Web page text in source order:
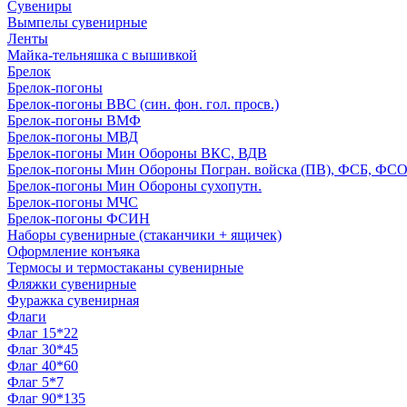
Сувениры
Вымпелы сувенирные
Ленты
Майка-тельняшка с вышивкой
Брелок
Брелок-погоны
Брелок-погоны ВВС (син. фон. гол. просв.)
Брелок-погоны ВМФ
Брелок-погоны МВД
Брелок-погоны Мин Обороны ВКС, ВДВ
Брелок-погоны Мин Обороны Погран. войска (ПВ), ФСБ, ФСО
Брелок-погоны Мин Обороны сухопутн.
Брелок-погоны МЧС
Брелок-погоны ФСИН
Наборы сувенирные (стаканчики + ящичек)
Оформление конъяка
Термосы и термостаканы сувенирные
Фляжки сувенирные
Фуражка сувенирная
Флаги
Флаг 15*22
Флаг 30*45
Флаг 40*60
Флаг 5*7
Флаг 90*135